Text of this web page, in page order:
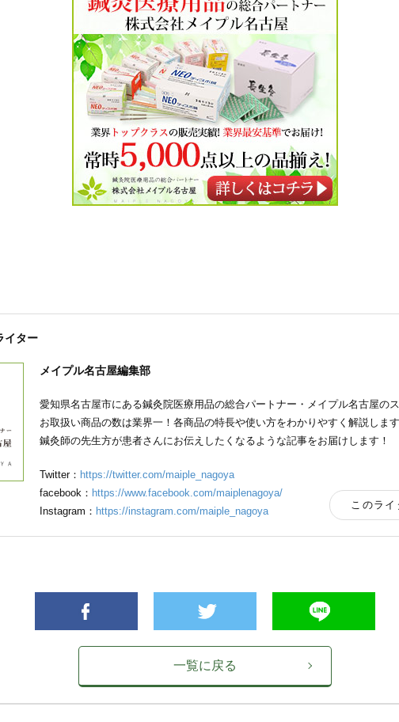
イター
メイプル名古屋編集部
愛知県名古屋市にある鍼灸院医療用品の総合パートナー・メイプル名古屋のス
お取扱い商品の数は業界一！各商品の特長や使い方をわかりやすく解説します
鍼灸師の先生方が患者さんにお伝えしたくなるような記事をお届けします！
Twitter： https://twitter.com/maiple_nagoya
facebook： https://www.facebook.com/maiplenagoya/
Instagram： https://instagram.com/maiple_nagoya
このライ
一覧に戻る